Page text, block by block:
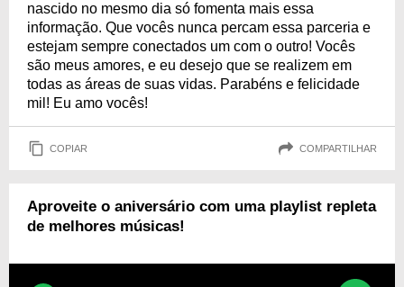
nascido no mesmo dia só fomenta mais essa
informação. Que vocês nunca percam essa parceria e
estejam sempre conectados um com o outro! Vocês
são meus amores, e eu desejo que se realizem em
todas as áreas de suas vidas. Parabéns e felicidade
mil! Eu amo vocês!
COPIAR COMPARTILHAR
Aproveite o aniversário com uma playlist repleta
de melhores músicas!